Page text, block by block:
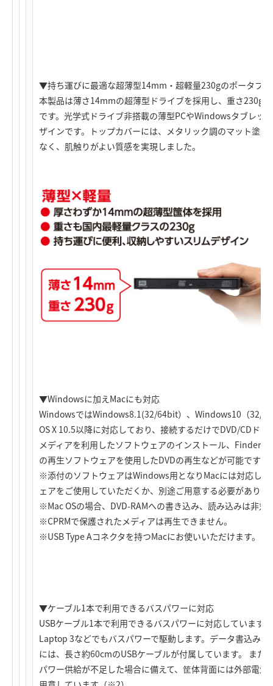
▼持ち運びに最適な超薄型14mm・超軽量230gのポータブ
本製品は薄さ14mmの超薄型ドライブを採用し、重さ230g
です。光学式ドライブ非搭載の薄型PCやWindowsタブレッ
ザインです。トップカバーには、メタリック調のマット塗
なく、肌触りがよい質感を実現しました。
▼Windowsに加えMacにも対応
WindowsではWindows8.1(32/64bit）、Windows10（32/
OS X 10.5以降に対応しており、接続するだけでDVD/CDド
メディアを利用したソフトウェアのインストール、Finder
の再生ソフトウェアを使用したDVDの再生などが可能です
※添付のソフトウェアはWindows用となりMacには対応し
ェアをご使用していただくか、別途ご用意する必要がありま
※Mac OSの場合、DVD-RAMへの書き込み、読み込みは非対
※CPRMで保護されたメディアは再生できません。
※USB Type Aコネクタを持つMacにお使いいただけます。
▼ケーブル1本で利用できるバスパワーに対応
USBケーブル1本で利用できるバスパワーに対応していま
Laptop 3などでもバスパワーで駆動します。データ書込み
には、長さ約60cmのUSBケーブルが付属しています。 また
パワー供給が不足した場合に備えて、筐体背面には外部電